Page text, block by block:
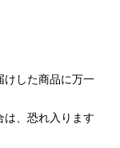
けした商品に万一
は、恐れ入ります